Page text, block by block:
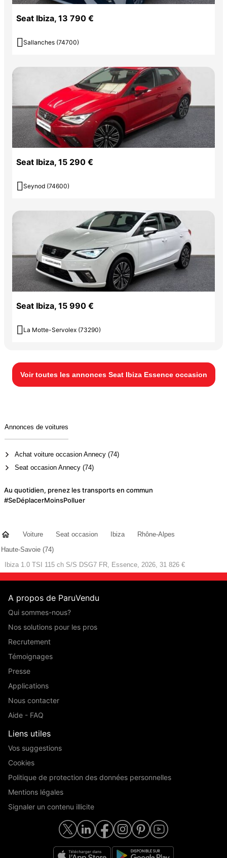
Seat Ibiza, 13 790 €
 Sallanches (74700)
Seat Ibiza, 15 290 €
 Seynod (74600)
Seat Ibiza, 15 990 €
 La Motte-Servolex (73290)
Voir toutes les annonces Seat Ibiza Essence occasion
Annonces de voitures
Achat voiture occasion Annecy (74)
Seat occasion Annecy (74)
Au quotidien, prenez les transports en commun
#SeDéplacerMoinsPolluer
Voiture Seat occasion Ibiza
Rhône-Alpes
Haute-Savoie (74)
Ibiza 1.0 TSI 115 ch S/S DSG7 FR, Essence, 2026, 31 826 €
A propos de ParuVendu
Qui sommes-nous?
Nos solutions pour les pros
Recrutement
Témoignages
Presse
Applications
Nous contacter
Aide - FAQ
Liens utiles
Vos suggestions
Cookies
Politique de protection des données personnelles
Mentions légales
Signaler un contenu illicite